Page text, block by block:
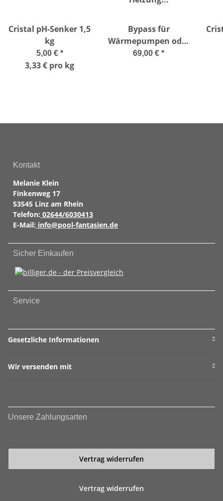
Cristal pH-Senker 1,5
kg
5,00 € *
3,33 € pro kg
Bypass für
Wärmepumpen oder
Solar Heizung
69,00 € *
Kontakt
Melanie Klein
Finkenweg 17
53545 Linz am Rhein
Telefon: 02644/6030413
E-Mail: info@pool-fantasien.de
Sicher Einkaufen
Service
Gesetzliche Informationen
Wir versenden mit
Unsere Zahlungsarten
Vertrag widerrufen
Vertrag widerrufen